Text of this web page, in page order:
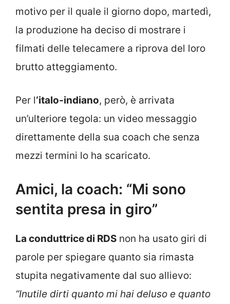
motivo per il quale il giorno dopo, martedì,
la produzione ha deciso di mostrare i
filmati delle telecamere a riprova del loro
brutto atteggiamento.
Per l‘italo-indiano, però, è arrivata
un’ulteriore tegola: un video messaggio
direttamente della sua coach che senza
mezzi termini lo ha scaricato.
Amici, la coach: “Mi sono
sentita presa in giro”
La conduttrice di RDS non ha usato giri di
parole per spiegare quanto sia rimasta
stupita negativamente dal suo allievo:
“Inutile dirti quanto mi hai deluso e quanto